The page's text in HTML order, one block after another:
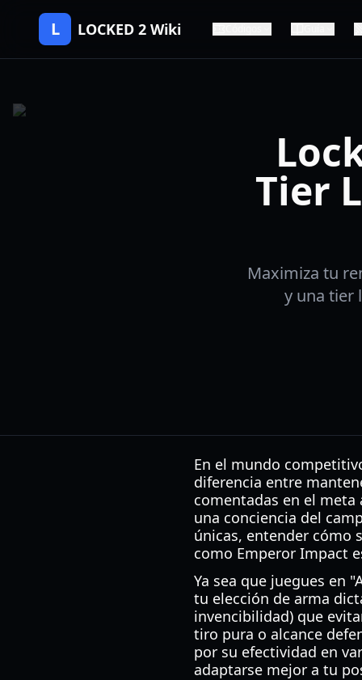
L LOCKED 2 Wiki
Tier
Maximiza tu
y una tier
En el mundo
diferencia entre
comentadas en el meta
una conciencia del
únicas, entender cómo
como Emperor Impact
Ya sea que juegues en
tu elección de arma
invencibilidad) que
tiro pura o alcance
por su efectividad en
adaptarse mejor a tu